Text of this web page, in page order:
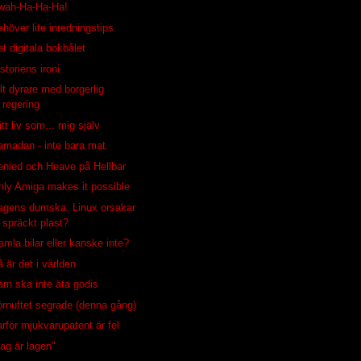
Ha-Ha-Ha!
lite inredningstips
digitala bokbålet
ironi
dyrare med borgerlig
regering
liv som... mig själv
- inte bara mat
och Heave på Hellbar
Amiga makes it possible
dumska: Linux orsakar
spräckt plast?
bilar eller kanske inte?
är det i världen
ska inte äta godis
segrade (denna gång)
mjukvarupatent är fel
är lagen"